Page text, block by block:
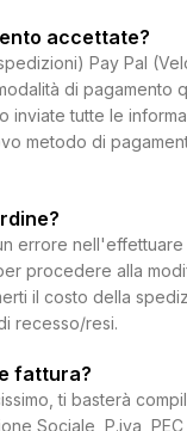
accettate?
Pay Pal
di pagamento
inviate tutte le
metodo di
errore
procedere alla
il costo della
recesso/resi.
fattura?
ti basterà
Sociale, P.iva,